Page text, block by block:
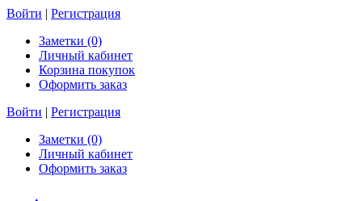
Войти | Регистрация
Заметки (0)
Личный кабинет
Корзина покупок
Оформить заказ
Войти | Регистрация
Заметки (0)
Личный кабинет
Оформить заказ